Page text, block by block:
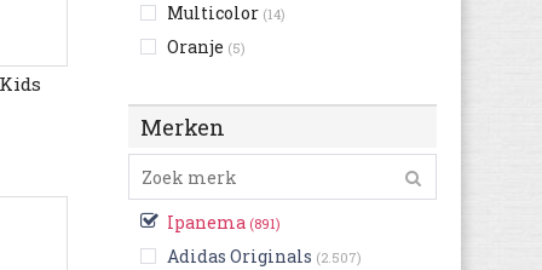
Multicolor (14)
Oranje (5)
Rood
Roze(166)
Wit(29)
Zilver(4)
Zwart(282)
Merken
Ipanema (891)
Adidas Originals (2.507)